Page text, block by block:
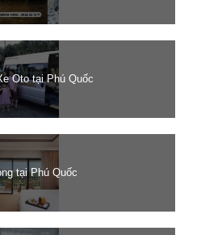
Oto tại Phú Quốc
tại Phú Quốc